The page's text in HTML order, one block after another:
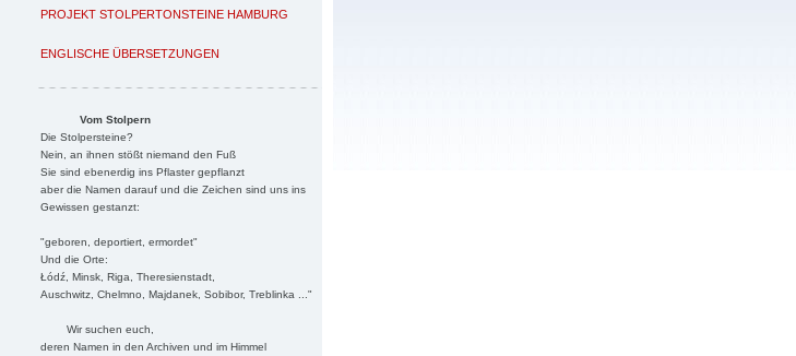
PROJEKT STOLPERTONSTEINE HAMBURG
ENGLISCHE ÜBERSETZUNGEN
Vom Stolpern
Die Stolpersteine?
Nein, an ihnen stößt niemand den Fuß
Sie sind ebenerdig ins Pflaster gepflanzt
aber die Namen darauf und die Zeichen sind uns ins
Gewissen gestanzt:
"geboren, deportiert, ermordet"
Und die Orte:
Łódź, Minsk, Riga, Theresienstadt,
Auschwitz, Chelmno, Majdanek, Sobibor, Treblinka ..."
Wir suchen euch,
deren Namen in den Archiven und im Himmel